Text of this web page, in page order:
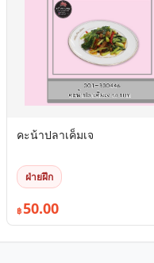
คะน้าปลาเค็มเจ
ฝ่ายฝึก
฿50.00